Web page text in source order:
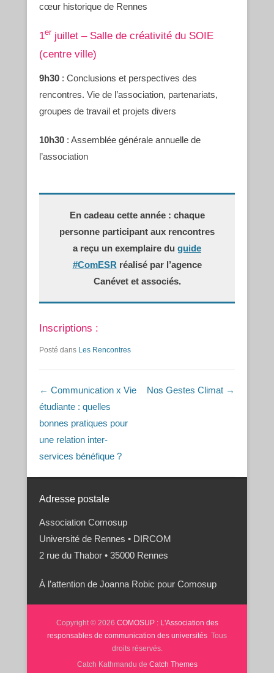
cœur historique de Rennes
1er juillet – Salle de créativité du SOIE
(centre ville)
9h30 : Conclusions et perspectives des
rencontres. Vie de l’association, partenariats,
groupes de travail et projets divers
10h30 : Assemblée générale annuelle de
l’association
En cadeau cette année : chaque
personne participant aux rencontres
a reçu un exemplaire du guide
#ComESR réalisé par l’agence
Canévet et associés.
Inscriptions :
Posté dans Les Rencontres
Navigation dans les articles
← Communication x Vie
étudiante : quelles
bonnes pratiques pour
une relation inter-
services bénéfique ?
Nos Gestes Climat →
Adresse postale
Association Comosup
Université de Rennes • DIRCOM
2 rue du Thabor • 35000 Rennes
À l’attention de Joanna Robic pour Comosup
Copyright © 2026 COMOSUP : L'Association des
responsables de communication des universités Tous
droits réservés.
Catch Kathmandu de Catch Themes